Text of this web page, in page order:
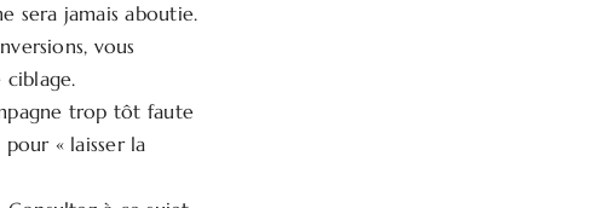
sera jamais aboutie.
vous
trop tôt faute
« laisser la